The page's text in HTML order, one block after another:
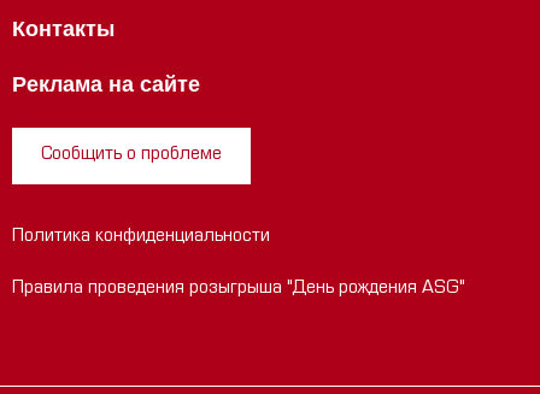
Контакты
Реклама на сайте
Сообщить о проблеме
Политика конфиденциальности
Правила проведения розыгрыша "День рождения ASG"